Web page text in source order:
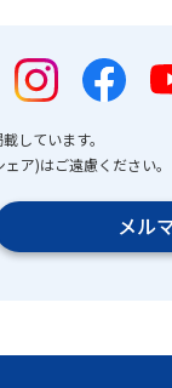
しています。
ア)はご遠慮ください。
メル